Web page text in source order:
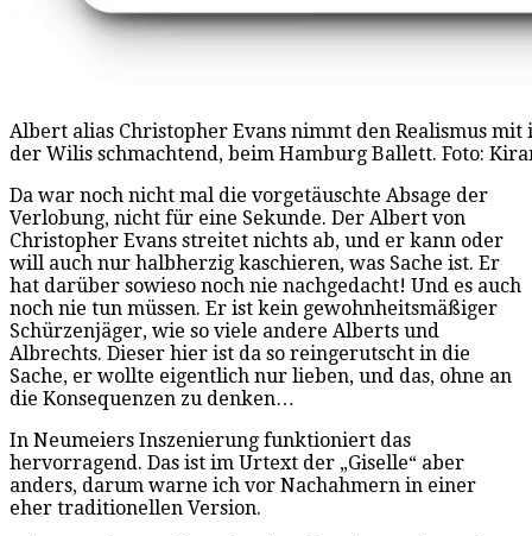
Albert alias Christopher Evans nimmt den Realismus
der Wilis schmachtend, beim Hamburg Ballett. Foto:
Da war noch nicht mal die vorgetäuschte Absage der
Verlobung, nicht für eine Sekunde. Der Albert von
Christopher Evans streitet nichts ab, und er kann oder
will auch nur halbherzig kaschieren, was Sache ist. Er
hat darüber sowieso noch nie nachgedacht! Und es auch
noch nie tun müssen. Er ist kein gewohnheitsmäßiger
Schürzenjäger, wie so viele andere Alberts und
Albrechts. Dieser hier ist da so reingerutscht in die
Sache, er wollte eigentlich nur lieben, und das, ohne an
die Konsequenzen zu denken…
In Neumeiers Inszenierung funktioniert das
hervorragend. Das ist im Urtext der „Giselle“ aber
anders, darum warne ich vor Nachahmern in einer
eher traditionellen Version.